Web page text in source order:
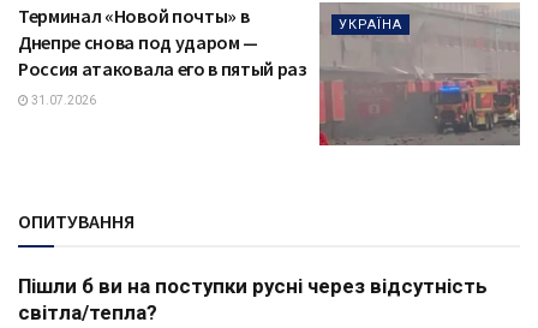
УКРАЇНА
Терминал «Новой почты» в
Днепре снова под ударом —
Россия атаковала его в пятый раз
31.07.2026
ОПИТУВАННЯ
Пішли б ви на поступки русні через відсутність
світла/тепла?